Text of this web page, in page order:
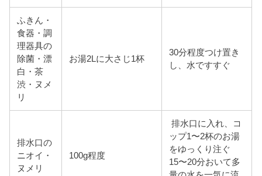
ふきん・
食器・調
理器具の
除菌・漂
白・茶
渋・ヌメ
リ
お湯2Lに大さじ1杯
30分程度つけ置き
し、水ですすぐ
排水口の
ニオイ・
ヌメリ
100g程度
排水口に入れ、コ
ップ1〜2杯のお湯
をゆっくり注ぐ
15〜20分おいて多